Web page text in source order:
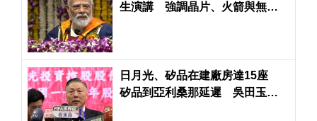
生演講 強調晶片、火箭與無人
日月光、矽品在建廠房達15座
矽品到亞利桑那延遲 吳田玉對